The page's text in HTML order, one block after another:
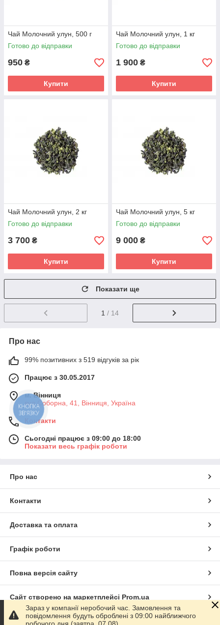
Чай Молочний улун, 500 г
Готово до відправки
950 ₴
Купити
Чай Молочний улун, 1 кг
Готово до відправки
1 900 ₴
Купити
Чай Молочний улун, 2 кг
Готово до відправки
3 700 ₴
Купити
Чай Молочний улун, 5 кг
Готово до відправки
9 000 ₴
Купити
Показати ще
1 / 14
Про нас
99% позитивних з 519 відгуків за рік
Працює з 30.05.2017
м. Вінниця
вул.Соборна, 41, Вінниця, Україна
Контакти
Сьогодні працює з 09:00 до 18:00
Показати весь графік роботи
Про нас
Контакти
Доставка та оплата
Графік роботи
Повна версія сайту
Сайт створено на маркетплейсі Prom.ua
Політика конфіденційності
Зараз у компанії неробочий час. Замовлення та
повідомлення будуть оброблені з 09:00 найближчого
КНОПКА
ЗВ'ЯЗКУ